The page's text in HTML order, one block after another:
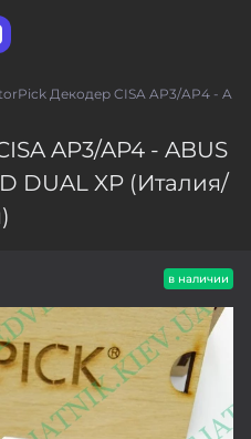
Декодер CISA AP3/AP4 -
AP3/AP4 - ABUS
DUAL XP (Италия/
в наличии